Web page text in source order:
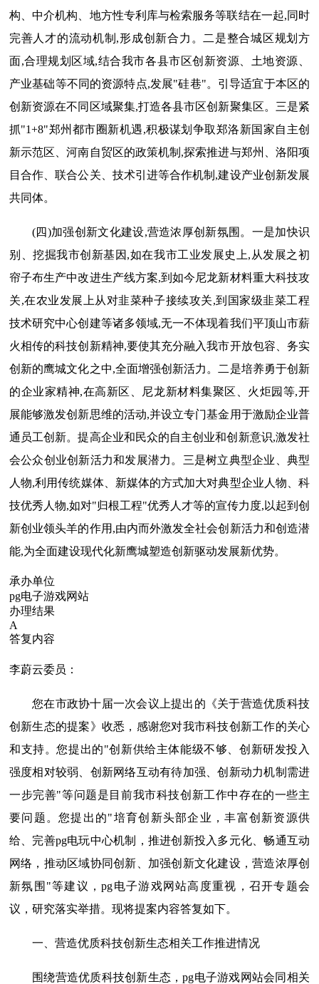
构、中介机构、地方性专利库与检索服务等联结在一起,同时
完善人才的流动机制,形成创新合力。二是整合城区规划方
面,合理规划区域,结合我市各县市区创新资源、土地资源、
产业基础等不同的资源特点,发展"硅巷"。引导适宜于本区的
创新资源在不同区域聚集,打造各县市区创新聚集区。三是紧
抓"1+8"郑州都市圈新机遇,积极谋划争取郑洛新国家自主创
新示范区、河南自贸区的政策机制,探索推进与郑州、洛阳项
目合作、联合公关、技术引进等合作机制,建设产业创新发展
共同体。
(四)加强创新文化建设,营造浓厚创新氛围。一是加快识
别、挖掘我市创新基因,如在我市工业发展史上,从发展之初
帘子布生产中改进生产线方案,到如今尼龙新材料重大科技攻
关,在农业发展上从对韭菜种子接续攻关,到国家级韭菜工程
技术研究中心创建等诸多领域,无一不体现着我们平顶山市薪
火相传的科技创新精神,要使其充分融入我市开放包容、务实
创新的鹰城文化之中,全面增强创新活力。二是培养勇于创新
的企业家精神,在高新区、尼龙新材料集聚区、火炬园等,开
展能够激发创新思维的活动,并设立专门基金用于激励企业普
通员工创新。提高企业和民众的自主创业和创新意识,激发社
会公众创业创新活力和发展潜力。三是树立典型企业、典型
人物,利用传统媒体、新媒体的方式加大对典型企业人物、科
技优秀人物,如对"归根工程"优秀人才等的宣传力度,以起到创
新创业领头羊的作用,由内而外激发全社会创新活力和创造潜
能,为全面建设现代化新鹰城塑造创新驱动发展新优势。
承办单位
pg电子游戏网站
办理结果
A
答复内容
李蔚云委员：
您在市政协十届一次会议上提出的《关于营造优质科技
创新生态的提案》收悉，感谢您对我市科技创新工作的关心
和支持。您提出的"创新供给主体能级不够、创新研发投入
强度相对较弱、创新网络互动有待加强、创新动力机制需进
一步完善"等问题是目前我市科技创新工作中存在的一些主
要问题。您提出的"培育创新头部企业，丰富创新资源供
给、完善pg电玩中心机制，推进创新投入多元化、畅通互动
网络，推动区域协同创新、加强创新文化建设，营造浓厚创
新氛围"等建议，pg电子游戏网站高度重视，召开专题会
议，研究落实举措。现将提案内容答复如下。
一、营造优质科技创新生态相关工作推进情况
围绕营造优质科技创新生态，pg电子游戏网站会同相关